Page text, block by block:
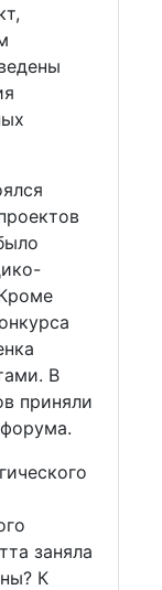
В
приняли
заняла
К